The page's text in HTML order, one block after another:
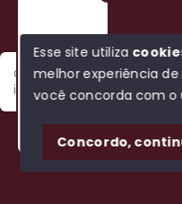
Sobrado
Olá! Sou Jefersson,
imóvel ideal para você.
Esse site utiliza
melhor experiência
você concorda com o
Concordo,